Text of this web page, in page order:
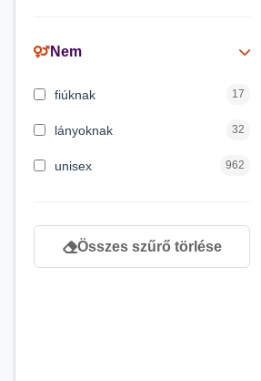
3 éves kortól 200
7 éves kortól 53
Nem
fiúknak 17
lányoknak 32
unisex 962
Összes szűrő törlése